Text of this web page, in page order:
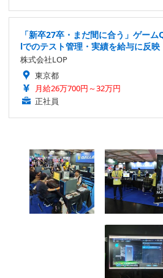
「新卒27卒・まだ間に合う」ゲー
lでのテスト管理・実績を給与に反
株式会社LOP
東京都
月給26万700円～32万円
正社員